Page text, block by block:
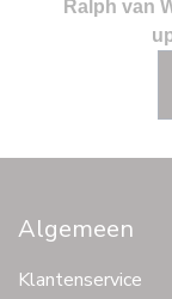
Ralph van
Algemeen
Klantenservice